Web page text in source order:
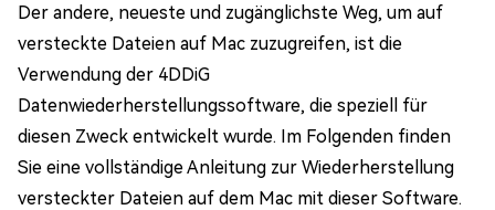
Der andere, neueste und zugänglichste Weg, um auf
versteckte Dateien auf Mac zuzugreifen, ist die
Verwendung der 4DDiG
Datenwiederherstellungssoftware, die speziell für
diesen Zweck entwickelt wurde. Im Folgenden finden
Sie eine vollständige Anleitung zur Wiederherstellung
versteckter Dateien auf dem Mac mit dieser Software.